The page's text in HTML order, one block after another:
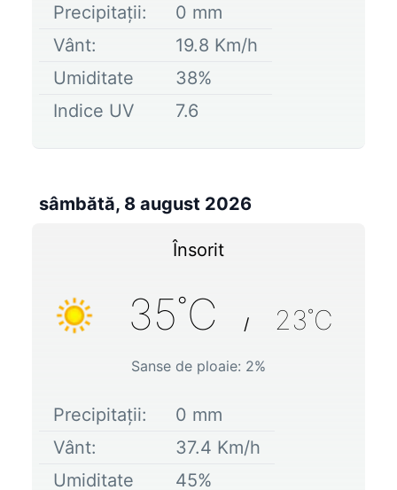
Precipitații: 0 mm
Vânt:
19.8 Km/h
Umiditate
38%
Indice UV
7.6
sâmbătă, 8 august 2026
Însorit
35˚C / 23˚C
Sanse de ploaie: 2%
Precipitații: 0 mm
Vânt:
37.4 Km/h
Umiditate
45%